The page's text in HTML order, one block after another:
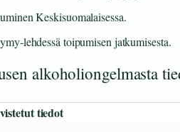
Keskisuomalaisessa.
lehdessä toipumisen jatkumisesta.
alkoholiongelmasta
tiedot